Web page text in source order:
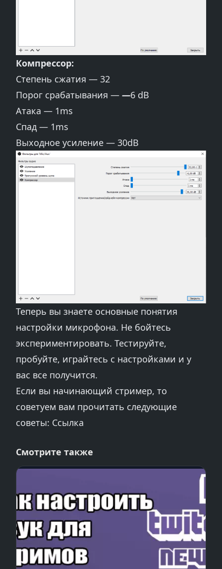
Компрессор:
Степень сжатия — 32
Порог срабатывания — —6 dB
Атака — 1ms
Спад — 1ms
Выходное усиление — 30dB
Теперь вы знаете основные понятия
настройки микрофона. Не бойтесь
экспериментировать. Тестируйте,
пробуйте, играйтесь с настройками и у
вас все получится.
Если вы начинающий стример, то
советуем вам прочитать следующие
советы: Ссылка
Смотрите также